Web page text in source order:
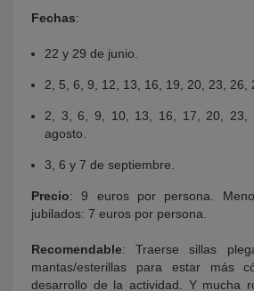
Fechas:
22 y 29 de junio.
2, 5, 6, 9, 12, 13, 16, 19, 20, 23, 26,
2, 3, 6, 9, 10, 13, 16, 17, 20, 23,
agosto.
3, 6 y 7 de septiembre.
Precio: 9 euros por persona.
jubilados: 7 euros por persona.
Recomendable: Traerse sillas
mantas/esterillas para estar más
desarrollo de la actividad. Y mucha